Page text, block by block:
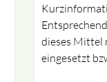
dieses Mittel
eingesetzt